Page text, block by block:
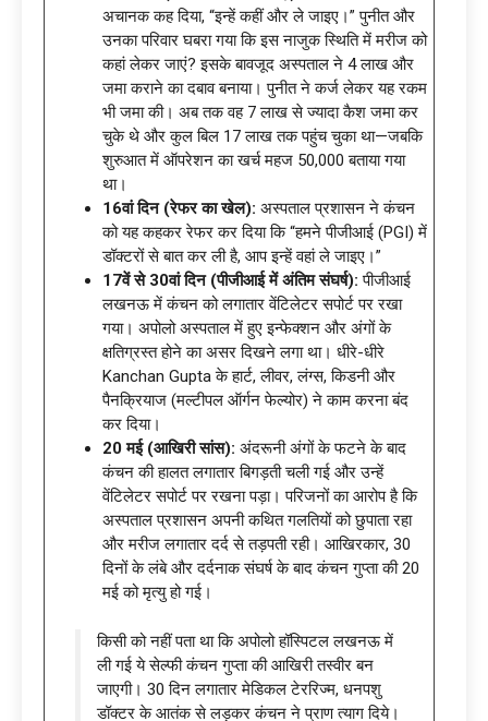
अचानक कह दिया, “इन्हें कहीं और ले जाइए।” पुनीत और
उनका परिवार घबरा गया कि इस नाजुक स्थिति में मरीज को
कहां लेकर जाएं? इसके बावजूद अस्पताल ने 4 लाख और
जमा कराने का दबाव बनाया। पुनीत ने कर्ज लेकर यह रकम
भी जमा की। अब तक वह 7 लाख से ज्यादा कैश जमा कर
चुके थे और कुल बिल 17 लाख तक पहुंच चुका था—जबकि
शुरुआत में ऑपरेशन का खर्च महज 50,000 बताया गया
था।
16वां दिन (रेफर का खेल): अस्पताल प्रशासन ने कंचन
को यह कहकर रेफर कर दिया कि “हमने पीजीआई (PGI) में
डॉक्टरों से बात कर ली है, आप इन्हें वहां ले जाइए।”
17वें से 30वां दिन (पीजीआई में अंतिम संघर्ष): पीजीआई
लखनऊ में कंचन को लगातार वेंटिलेटर सपोर्ट पर रखा
गया। अपोलो अस्पताल में हुए इन्फेक्शन और अंगों के
क्षतिग्रस्त होने का असर दिखने लगा था। धीरे-धीरे
Kanchan Gupta के हार्ट, लीवर, लंग्स, किडनी और
पैनक्रियाज (मल्टीपल ऑर्गन फेल्योर) ने काम करना बंद
कर दिया।
20 मई (आखिरी सांस): अंदरूनी अंगों के फटने के बाद
कंचन की हालत लगातार बिगड़ती चली गई और उन्हें
वेंटिलेटर सपोर्ट पर रखना पड़ा। परिजनों का आरोप है कि
अस्पताल प्रशासन अपनी कथित गलतियों को छुपाता रहा
और मरीज लगातार दर्द से तड़पती रही। आखिरकार, 30
दिनों के लंबे और दर्दनाक संघर्ष के बाद कंचन गुप्ता की 20
मई को मृत्यु हो गई।
क‍िसी को नहीं पता था क‍ि अपोलो हॉस्प‍िटल लखनऊ में
ली गई ये सेल्‍फी कंचन गुप्‍ता की आख‍िरी तस्‍वीर बन
जाएगी। 30 द‍िन लगातार मेड‍िकल टेररिज्म, धनपशु
डॉक्‍टर के आतंक से लड़कर कंचन ने प्राण त्‍याग द‍िये।